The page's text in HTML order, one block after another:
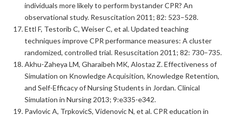
individuals more likely to perform bystander CPR? An
observational study. Resuscitation 2011; 82: 523–528.
Ettl F, Testorib C, Weiser C, et al. Updated teaching
techniques improve CPR performance measures: A cluster
randomized, controlled trial. Resuscitation 2011; 82: 730–735.
Akhu-Zaheya LM, Gharaibeh MK, Alostaz Z. Effectiveness of
Simulation on Knowledge Acquisition, Knowledge Retention,
and Self-Efficacy of Nursing Students in Jordan. Clinical
Simulation in Nursing 2013; 9:e335-e342.
Pavlovic A, TrpkovicS, Videnovic N, et al. CPR education in